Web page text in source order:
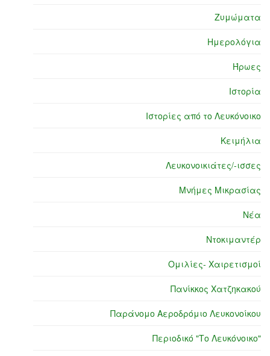
Ζυμώματα
Ημερολόγια
Ήρωες
Ιστορία
Ιστορίες από το Λευκόνοικο
Κειμήλια
Λευκονοικιάτες/-ισσες
Μνήμες Μικρασίας
Νέα
Ντοκιμαντέρ
Ομιλίες- Χαιρετισμοί
Πανίκκος Χατζηκακού
Παράνομο Αεροδρόμιο Λευκονοίκου
Περιοδικό "Το Λευκόνοικο"